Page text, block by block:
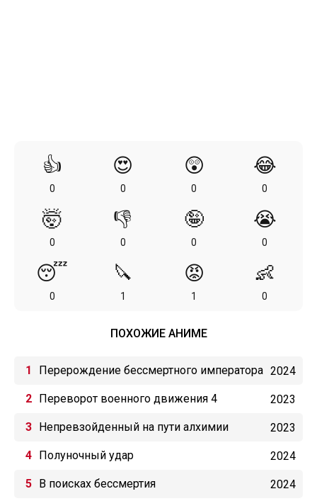
👍
0
😍
0
😲
0
😂
0
🤯
0
👎
0
🤪
0
😭
0
😴
0
🔪
1
😡
1
👶
0
ПОХОЖИЕ АНИМЕ
Перерождение бессмертного императора
(2024)
2024
Переворот военного движения 4 2023
Непревзойденный на пути алхимии 2023
Полуночный удар 2024
В поисках бессмертия 2024